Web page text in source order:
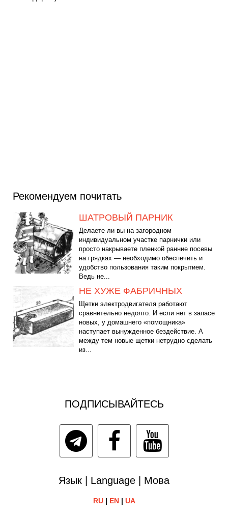
Рекомендуем почитать
ШАТРОВЫЙ ПАРНИК
Делаете ли вы на загородном
индивидуальном участке парнички или
просто накрываете пленкой ранние посевы
на грядках — необходимо обеспечить и
удобство пользования таким покрытием.
Ведь не...
НЕ ХУЖЕ ФАБРИЧНЫХ
Щетки электродвигателя работают
сравнительно недолго. И если нет в запасе
новых, у домашнего «помощника»
наступает вынужденное бездействие. А
между тем новые щетки нетрудно сделать
из...
ПОДПИСЫВАЙТЕСЬ
Язык | Language | Мова
RU| EN| UA